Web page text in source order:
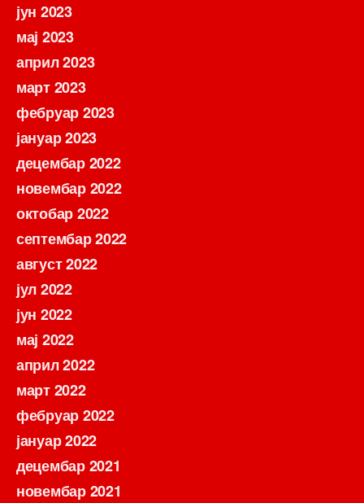
јун 2023
мај 2023
април 2023
март 2023
фебруар 2023
јануар 2023
децембар 2022
новембар 2022
октобар 2022
септембар 2022
август 2022
јул 2022
јун 2022
мај 2022
април 2022
март 2022
фебруар 2022
јануар 2022
децембар 2021
новембар 2021